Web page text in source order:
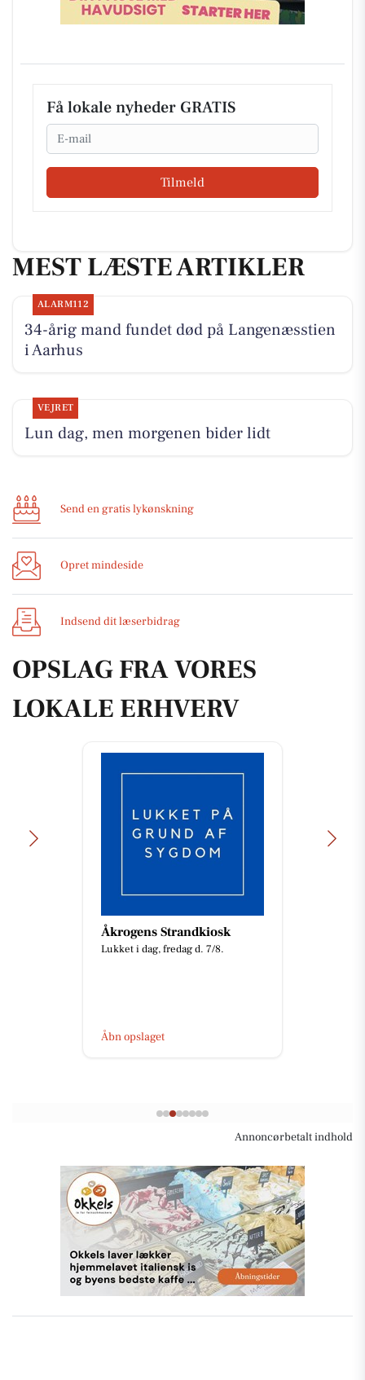
Få lokale nyheder GRATIS
Email
Tilmeld
MEST LÆSTE ARTIKLER
ALARM112
34-årig mand fundet død på Langenæsstien
i Aarhus
VEJRET
Lun dag, men morgenen bider lidt
Send en gratis lykønskning
Opret mindeside
Indsend dit læserbidrag
OPSLAG FRA VORES
LOKALE ERHVERV
Åkrogens Strandkiosk
Lukket i dag, fredag d. 7/8.
Åbn opslaget
Annoncørbetalt indhold